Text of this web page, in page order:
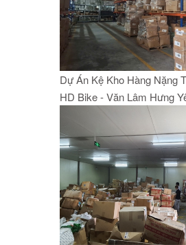
Dự Án Kệ Kho Hàng Nặng
HD Bike - Văn Lâm Hưng